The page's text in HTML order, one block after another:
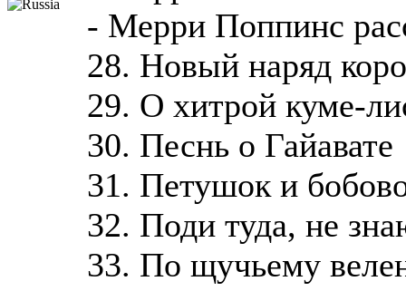
- Мерри Поппинс
28. Новый наряд
29. О хитрой куме-
30. Песнь о Гайавате
31. Петушок и
32. Поди туда, не
33. По щучьему